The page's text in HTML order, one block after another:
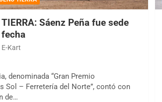
TIERRA: Sáenz Peña fue sede
E-Kart
denominada “Gran Premio
Sol – Ferretería del Norte”, contó con
de…